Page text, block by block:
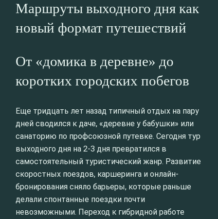
Маршруты выходного дня как
новый формат путешествий
От «домика в деревне» до
коротких городских побегов
Еще тридцать лет назад типичный отдых на пару
дней сводился к даче, «деревне у бабушки» или
санаторию по профсоюзной путевке. Сегодня тур
выходного дня на 2-3 дня превратился в
самостоятельный туристический жанр. Развитие
скоростных поездов, каршеринга и онлайн-
бронирования сняло барьеры, которые раньше
делали спонтанные поездки почти
невозможными. Переход к гибридной работе